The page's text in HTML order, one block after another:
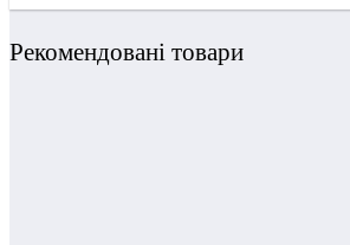
Рекомендовані товари